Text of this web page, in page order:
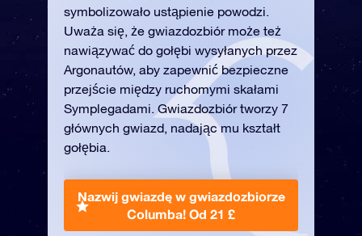
symbolizowało ustąpienie powodzi.
Uważa się, że gwiazdozbiór może też
nawiązywać do gołębi wysyłanych przez
Argonautów, aby zapewnić bezpieczne
przejście między ruchomymi skałami
Symplegadami. Gwiazdozbiór tworzy 7
głównych gwiazd, nadając mu kształt
gołębia.
Nazwij gwiazdę w gwiazdozbiorze
Columba! Od 21 £